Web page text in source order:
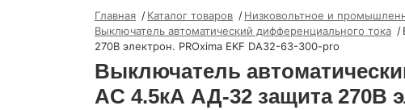
Главная Каталог товаров Низковольтное и
Выключатель автоматический дифференциального тока
270В электрон. PROxima EKF DA32-63-300-pro
Выключатель
AC 4.5кА АД-32 защита 270В